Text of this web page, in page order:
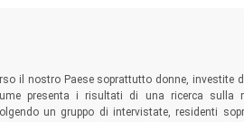
il nostro Paese soprattutto donne, investite
presenta i risultati di una ricerca sulla
un gruppo di intervistate, residenti